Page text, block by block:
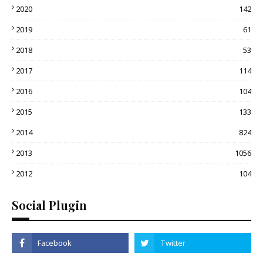
2020
142
2019
61
2018
53
2017
114
2016
104
2015
133
2014
824
2013
1056
2012
104
Social Plugin